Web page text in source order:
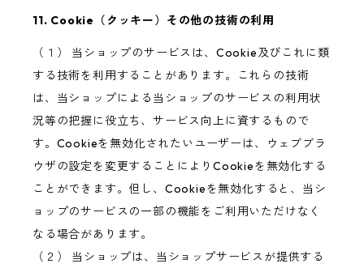
11. Cookie（クッキー）その他の技術の利用
（１） 当ショップのサービスは、Cookie及びこれに類
する技術を利用することがあります。これらの技術
は、当ショップによる当ショップのサービスの利用状
況等の把握に役立ち、サービス向上に資するもので
す。Cookieを無効化されたいユーザーは、ウェブブラ
ウザの設定を変更することによりCookieを無効化する
ことができます。但し、Cookieを無効化すると、当シ
ョップのサービスの一部の機能をご利用いただけなく
なる場合があります。
（２） 当ショップは、当ショップサービスが提供する